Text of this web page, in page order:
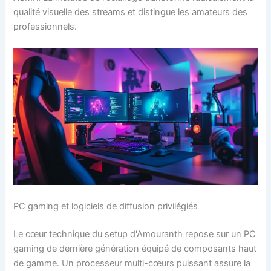
qualité visuelle des streams et distingue les amateurs des
professionnels.
PC gaming et logiciels de diffusion privilégiés
Le cœur technique du setup d'Amouranth repose sur un PC
gaming de dernière génération équipé de composants haut
de gamme. Un processeur multi-cœurs puissant assure la